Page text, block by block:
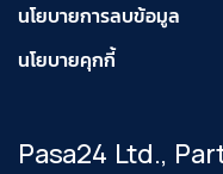
นโยบายการลบข้อมูล
นโยบายคุกกี้
Pasa24 Ltd.,